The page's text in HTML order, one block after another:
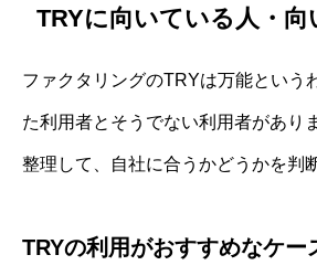
TRYに向いている人・向
ファクタリングのTRYは万能という
た利用者とそうでない利用者があり
整理して、自社に合うかどうかを判
TRYの利用がおすすめなケー